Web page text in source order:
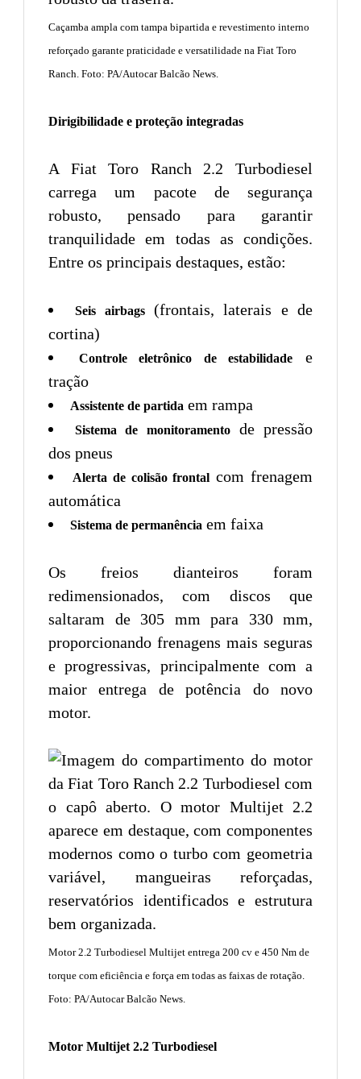
Caçamba ampla com tampa bipartida e revestimento interno
reforçado garante praticidade e versatilidade na Fiat Toro
Ranch. Foto: PA/Autocar Balcão News.
Dirigibilidade e proteção integradas
A Fiat Toro Ranch 2.2 Turbodiesel
carrega um pacote de segurança
robusto, pensado para garantir
tranquilidade em todas as condições.
Entre os principais destaques, estão:
Seis airbags(frontais, laterais e de
cortina)
Controle eletrônico de estabilidade
e
tração
Assistente de partida em rampa
Sistema de monitoramentode pressão
dos pneus
Alerta de colisão frontal com frenagem
automática
Sistema de permanência em faixa
Os freios dianteiros foram
redimensionados, com discos que
saltaram de 305 mm para 330 mm,
proporcionando frenagens mais seguras
e progressivas, principalmente com a
maior entrega de potência do novo
motor.
Motor 2.2 Turbodiesel Multijet entrega 200 cv e 450 Nm de
torque com eficiência e força em todas as faixas de rotação.
Foto: PA/Autocar Balcão News.
Motor Multijet 2.2 Turbodiesel